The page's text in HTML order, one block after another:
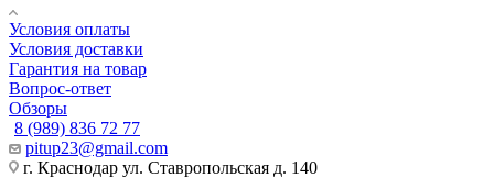
Условия оплаты
Условия доставки
Гарантия на товар
Вопрос-ответ
Обзоры
8 (989) 836 72 77
pitup23@gmail.com
г. Краснодар ул. Ставропольская д. 140